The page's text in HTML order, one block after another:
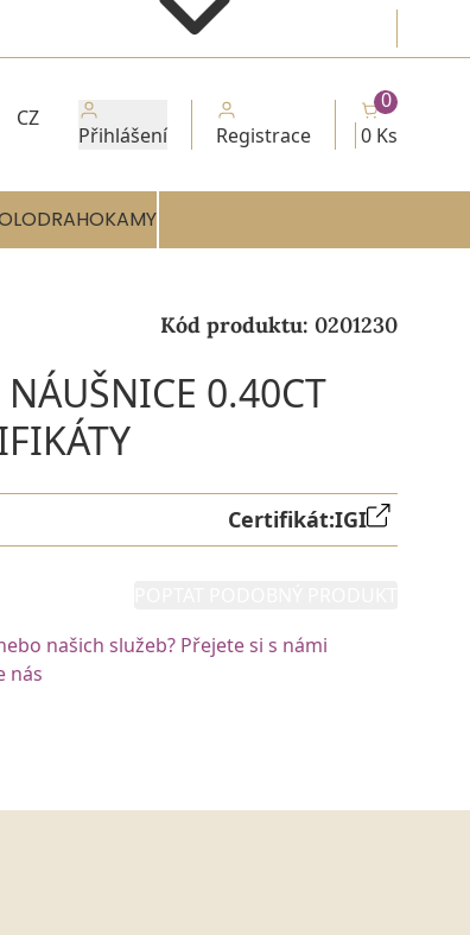
CZ
Přihlášení Registrace 0 Ks
0
Kód produktu: 0201230
0.40CT
Certifikát:IGI
našich služeb? Přejete si s námi
nás